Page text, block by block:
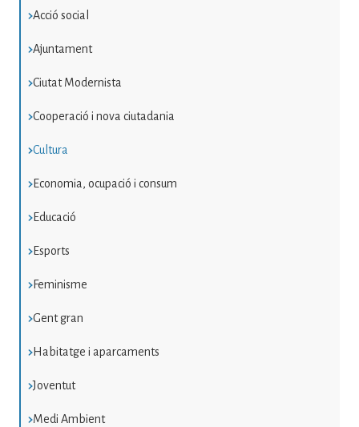
Acció social
Ajuntament
Ciutat Modernista
Cooperació i nova ciutadania
Cultura
Economia, ocupació i consum
Educació
Esports
Feminisme
Gent gran
Habitatge i aparcaments
Joventut
Medi Ambient